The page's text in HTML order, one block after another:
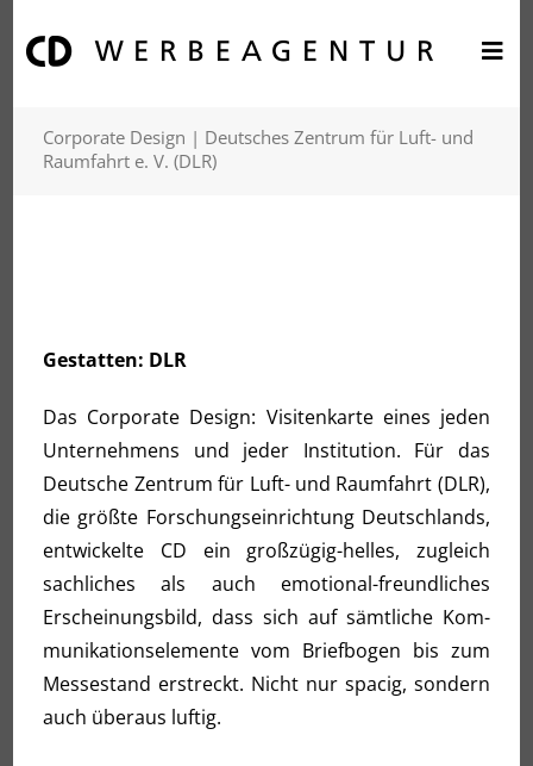
Corporate Design | Deutsches Zentrum für Luft- und
Raumfahrt e. V. (DLR)
Gestat­ten: DLR
Das Cor­po­ra­te Design: Visi­ten­kar­te eines jeden
Unter­neh­mens und jeder Insti­tu­ti­on. Für das
Deut­sche Zen­trum für Luft- und Raum­fahrt (DLR),
die größ­te For­schungs­ein­rich­tung Deutsch­lands,
ent­wi­ckel­te CD ein groß­zü­gig-hel­les, zugleich
sach­li­ches als auch emo­tio­nal-freund­li­ches
Erschei­nungs­bild, dass sich auf sämt­li­che Kom­
mu­ni­ka­ti­ons­ele­men­te vom Brief­bo­gen bis zum
Mes­se­stand erstreckt. Nicht nur spa­cig, son­dern
auch über­aus luftig.